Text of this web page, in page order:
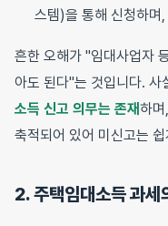
스템)을 통해 신청하며
흔한 오해가 "임대사업자
아도 된다"는 것입니다. 사
소득 신고 의무는 존재하
축적되어 있어 미신고는
2. 주택임대소득 과세